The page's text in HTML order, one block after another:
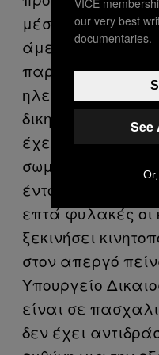
μέσω
avaaz, ώστε
άμεσα ο νόμος
παρακολούθηση
ηλεκτρονική
δικηγόρο του,
έχει
σωματικού
έντονο πόνο στο
επτά φυλακές οι
ξεκινήσει
στον απεργό
Υπουργείο
είναι σε
δεν έχει
our very best
documentaries.
See